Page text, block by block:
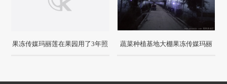
果冻传媒玛丽莲在果园用了3年照 蔬菜种植基地大棚果冻传媒玛丽